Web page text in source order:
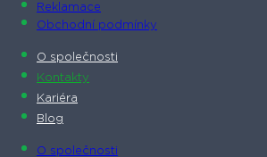
Reklamace
Obchodní podmínky
O společnosti​
Kontakty
Kariéra
Blog
O společnosti​